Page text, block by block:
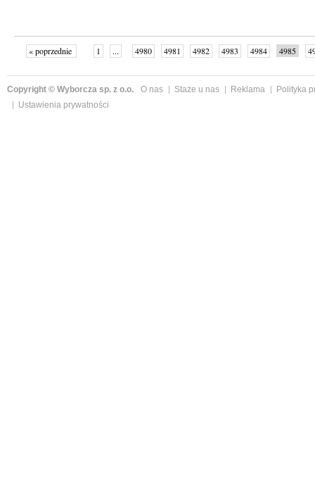
« poprzednie 1 ... 4980 4981 4982 4983 4984 4985
Copyright © Wyborcza sp. z o.o. O nas Staże u nas Reklama
Polityka
Ustawienia prywatności